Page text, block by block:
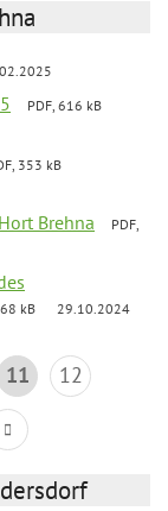
PDF, 616 kB
353 kB
Brehna
PDF,
kB 29.10.2024
11
12